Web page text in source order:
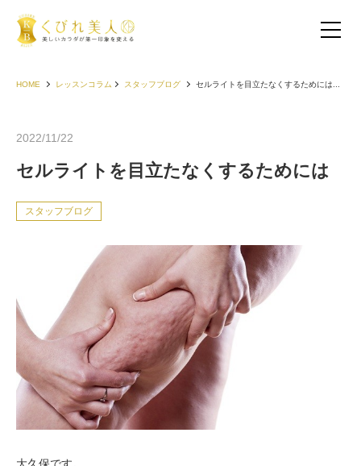
お客様の声（30代以下）
お客様の声（40代）
お客様の声（50代以上）
お客様の声（男性）
HOME レッスンコラム スタッフブログ セルライトを目立たなくするためには...
2022/11/22
セルライトを目立たなくするためには
スタッフブログ